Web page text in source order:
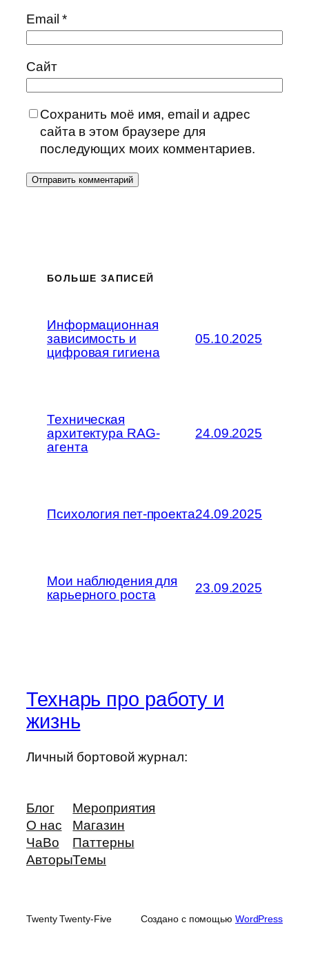
Email*
Сайт
Сохранить моё имя, email и адрес
сайта в этом браузере для
последующих моих комментариев.
БОЛЬШЕ ЗАПИСЕЙ
Информационная
зависимость и
цифровая гигиена
05.10.2025
Техническая
архитектура RAG-
агента
24.09.2025
Психология пет-проекта24.09.2025
Мои наблюдения для
карьерного роста
23.09.2025
Технарь про работу и
жизнь
Личный бортовой журнал:
Блог
О нас
ЧаВо
Авторы
Мероприятия
Магазин
Паттерны
Темы
Twenty Twenty-Five Создано с помощью WordPress